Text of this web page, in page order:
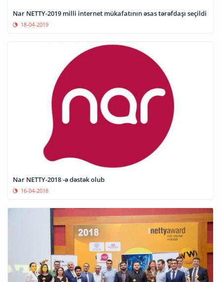
Nar NETTY-2019 milli internet mükafatının əsas tərəfdaşı seçildi
18-04-2019
Nar NETTY-2018 -ə dəstək olub
16-04-2018